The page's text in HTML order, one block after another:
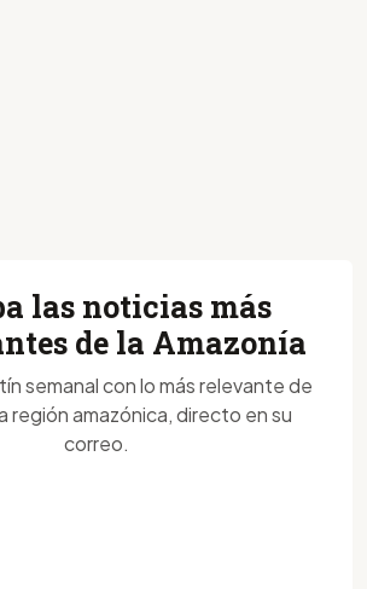
las noticias más
de la Amazonía
semanal con lo más relevante de
región amazónica, directo en su
correo.